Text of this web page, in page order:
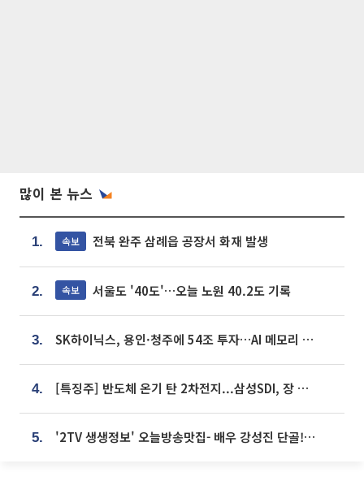
많이 본 뉴스
1. 속보 전북 완주 삼례읍 공장서 화재 발생
2. 속보 서울도 '40도'…오늘 노원 40.2도 기록
3. SK하이닉스, 용인·청주에 54조 투자…AI 메모리 생산기지 키운다
4. [특징주] 반도체 온기 탄 2차전지...삼성SDI, 장 초반 7% 넘게 껑충
5. '2TV 생생정보' 오늘방송맛집- 배우 강성진 단골! 쌀국수ㆍ푸팟퐁 커리 맛집 '블○○○'